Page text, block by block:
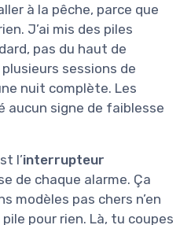
à la pêche, parce que
J’ai mis des piles
pas du haut de
sessions de
nuit complète. Les
aucun signe de faiblesse
l’interrupteur
de chaque alarme. Ça
modèles pas chers n’en
pour rien. Là, tu coupes